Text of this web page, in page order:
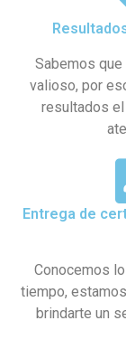
Sabemos
valioso, por
resultados
Entrega de
Conocemos
tiempo,
brindarte un